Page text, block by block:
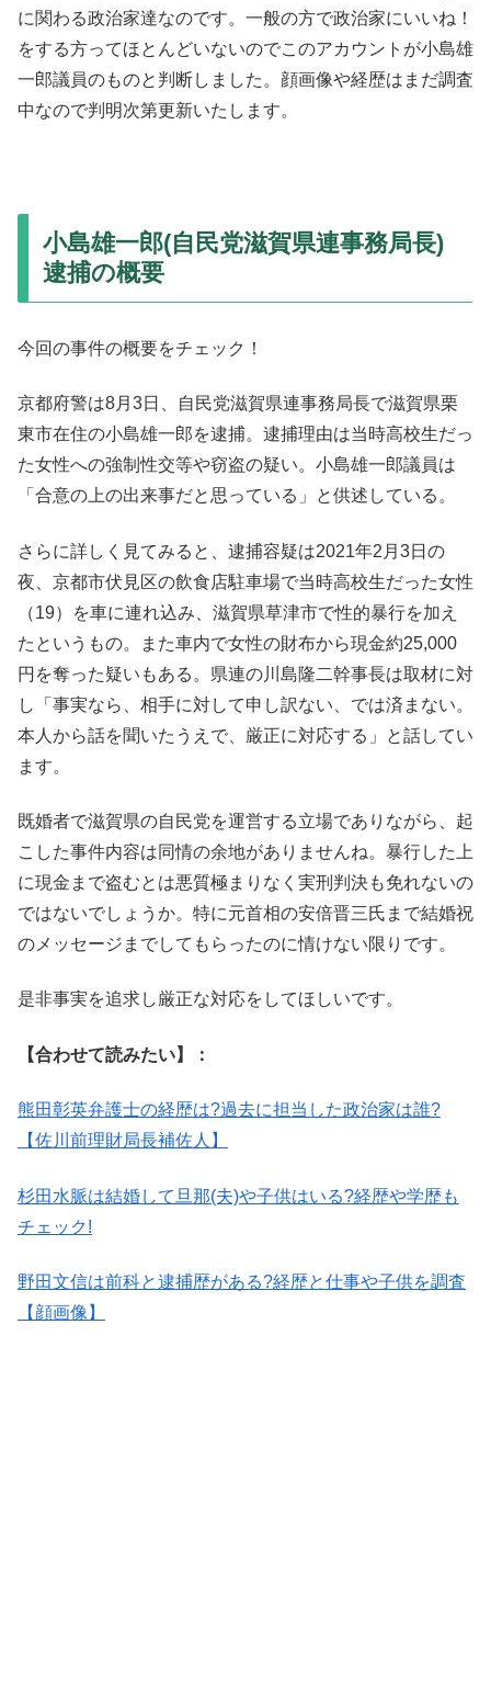
に関わる政治家達なのです。一般の方で政治家にいいね！
をする方ってほとんどいないのでこのアカウントが小島雄
一郎議員のものと判断しました。顔画像や経歴はまだ調査
中なので判明次第更新いたします。
小島雄一郎(自民党滋賀県連事務局長)
逮捕の概要
今回の事件の概要をチェック！
京都府警は8月3日、自民党滋賀県連事務局長で滋賀県栗
東市在住の小島雄一郎を逮捕。逮捕理由は当時高校生だっ
た女性への強制性交等や窃盗の疑い。小島雄一郎議員は
「合意の上の出来事だと思っている」と供述している。
さらに詳しく見てみると、逮捕容疑は2021年2月3日の
夜、京都市伏見区の飲食店駐車場で当時高校生だった女性
（19）を車に連れ込み、滋賀県草津市で性的暴行を加え
たというもの。また車内で女性の財布から現金約25,000
円を奪った疑いもある。県連の川島隆二幹事長は取材に対
し「事実なら、相手に対して申し訳ない、では済まない。
本人から話を聞いたうえで、厳正に対応する」と話してい
ます。
既婚者で滋賀県の自民党を運営する立場でありながら、起
こした事件内容は同情の余地がありませんね。暴行した上
に現金まで盗むとは悪質極まりなく実刑判決も免れないの
ではないでしょうか。特に元首相の安倍晋三氏まで結婚祝
のメッセージまでしてもらったのに情けない限りです。
是非事実を追求し厳正な対応をしてほしいです。
【合わせて読みたい】：
熊田彰英弁護士の経歴は?過去に担当した政治家は誰?
【佐川前理財局長補佐人】
杉田水脈は結婚して旦那(夫)や子供はいる?経歴や学歴も
チェック!
野田文信は前科と逮捕歴がある?経歴と仕事や子供を調査
【顔画像】